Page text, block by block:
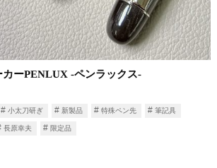
ーPENLUX ‐ペンラックス‐
小太刀研ぎ 新製品 特殊ペン先 筆記具
長原幸夫 限定品